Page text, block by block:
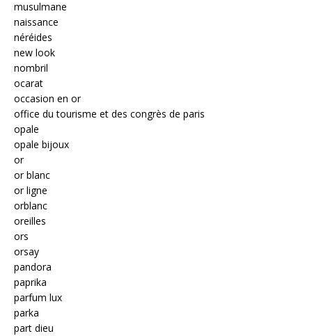
musulmane
naissance
néréides
new look
nombril
ocarat
occasion en or
office du tourisme et des congrès de paris
opale
opale bijoux
or
or blanc
or ligne
orblanc
oreilles
ors
orsay
pandora
paprika
parfum lux
parka
part dieu